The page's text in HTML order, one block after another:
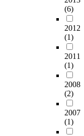
(6)
2012
(1)
2011
(1)
2008
(2)
2007
(1)